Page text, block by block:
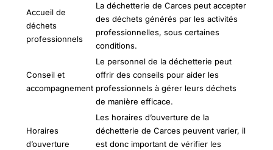
Accueil de
déchets
professionnels
La déchetterie de Carces peut accepter
des déchets générés par les activités
professionnelles, sous certaines
conditions.
Conseil et
accompagnement
Le personnel de la déchetterie peut
offrir des conseils pour aider les
professionnels à gérer leurs déchets
de manière efficace.
Horaires
d’ouverture
Les horaires d’ouverture de la
déchetterie de Carces peuvent varier, il
est donc important de vérifier les